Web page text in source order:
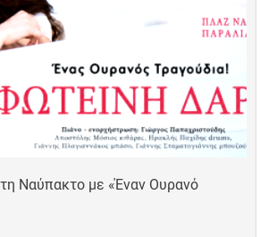
Ναύπακτο με «Έναν Ουρανό